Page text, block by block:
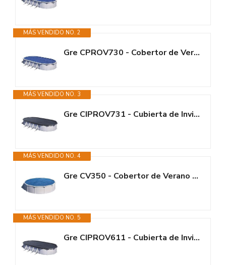
MÁS VENDIDO NO. 2
Gre CPROV730 - Cobertor de Verano para Piscina Ovalada de 730 x 375 cms,...
MÁS VENDIDO NO. 3
Gre CIPROV731 - Cubierta de Invierno para Piscinas Ovaladas de 730x375 cm,...
MÁS VENDIDO NO. 4
Gre CV350 - Cobertor de Verano para Piscina Redonda de 350 cms, Color Azul
MÁS VENDIDO NO. 5
Gre CIPROV611 - Cubierta de Invierno para Piscinas Ovaladas de 610x375 cm,...